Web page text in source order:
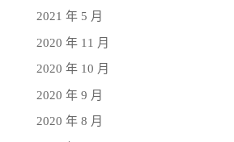
2021 年 5 月
2020 年 11 月
2020 年 10 月
2020 年 9 月
2020 年 8 月